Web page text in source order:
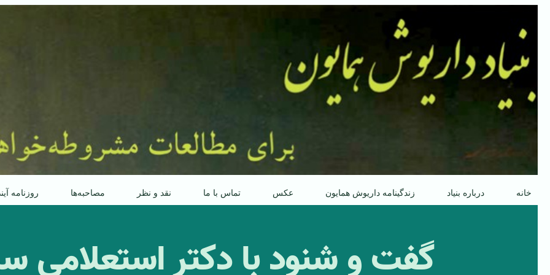
پرش
محتوا
خانه درباره بنیاد زندگینامه داریوش همایون عکس تماس با ما نقد و نظر مصاحبه‌ها روزنامه
گفت و شنود با دکتر استعلامی